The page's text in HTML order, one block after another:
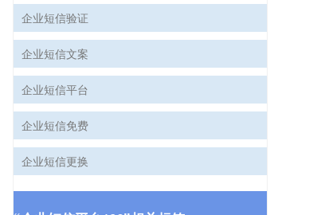
企业短信验证
企业短信文案
企业短信平台
企业短信免费
企业短信更换